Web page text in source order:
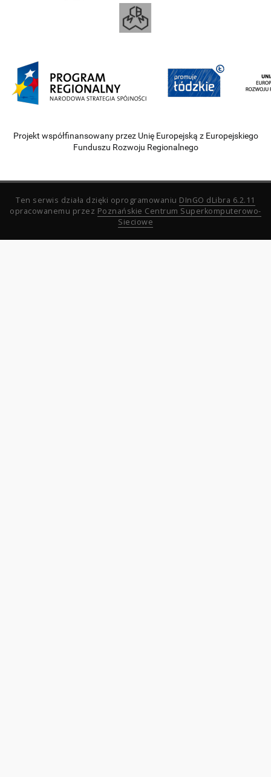
Projekt współfinansowany przez Unię Europejską z Europejskiego
Funduszu Rozwoju Regionalnego
Ten serwis działa dzięki oprogramowaniu DInGO dLibra 6.2.11
opracowanemu przez Poznańskie Centrum Superkomputerowo-
Sieciowe